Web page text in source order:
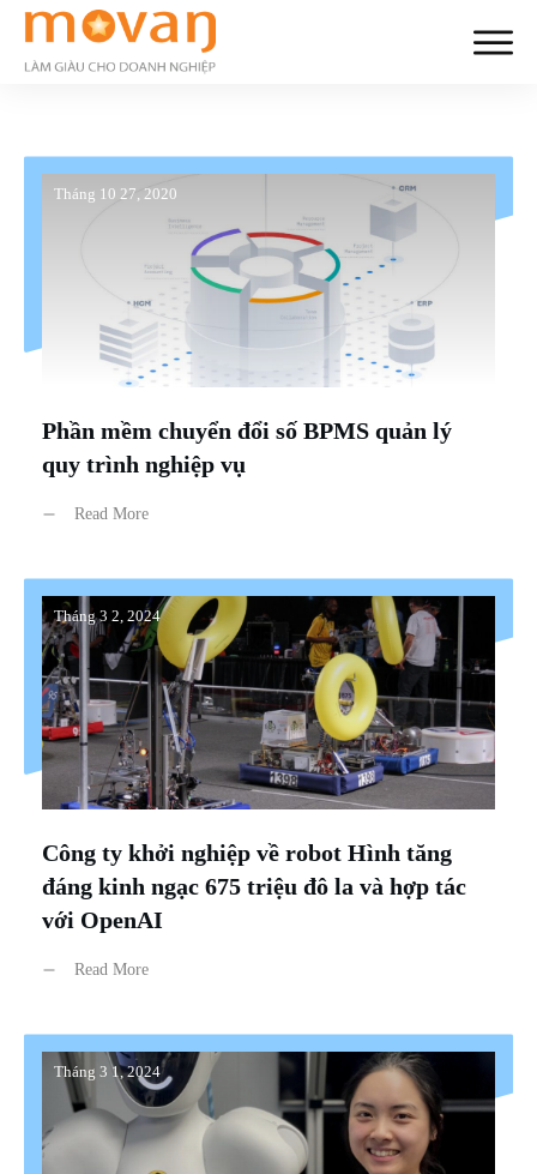
Tháng 10 27, 2020
Phần mềm chuyển đổi số BPMS quản lý
quy trình nghiệp vụ
Read More
Tháng 3 2, 2024
Công ty khởi nghiệp về robot Hình tăng
đáng kinh ngạc 675 triệu đô la và hợp tác
với OpenAI
Read More
Tháng 3 1, 2024